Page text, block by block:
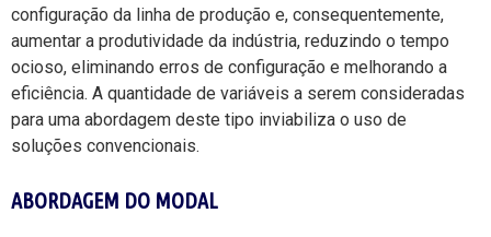
configuração da linha de produção e, consequentemente,
aumentar a produtividade da indústria, reduzindo o tempo
ocioso, eliminando erros de configuração e melhorando a
eficiência. A quantidade de variáveis a serem consideradas
para uma abordagem deste tipo inviabiliza o uso de
soluções convencionais.
ABORDAGEM DO MODAL